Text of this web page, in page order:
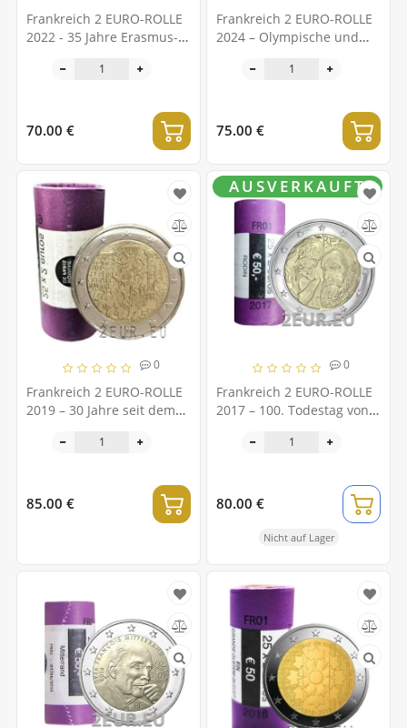
Frankreich 2 EURO-ROLLE
2022 - 35 Jahre Erasmus-
70.00 €
Frankreich 2 EURO-ROLLE
2024 – Olympische und
in Paris
75.00 €
0
Frankreich 2 EURO-ROLLE
2019 – 30 Jahre seit dem
85.00 €
0
Frankreich 2 EURO-ROLLE
2017 – 100. Todestag von
AUSVERKAUFT
80.00 €
Nicht auf Lager